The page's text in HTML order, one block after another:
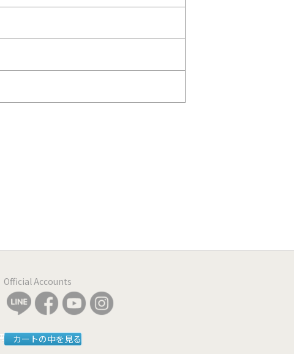
Official Accounts
カートの中を見る